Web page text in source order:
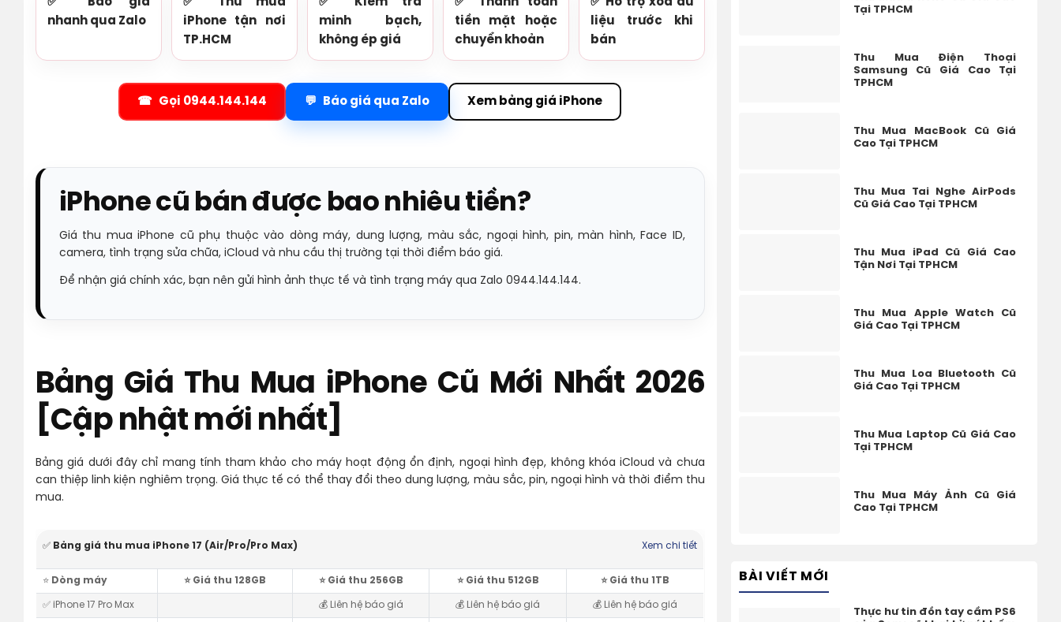
✅ Báo giá
nhanh qua Zalo
✅ Thu mua
iPhone tận nơi
TP.HCM
✅ Kiểm tra
minh bạch,
không ép giá
✅ Thanh toán
tiền mặt hoặc
chuyển khoản
✅ Hỗ trợ xóa dữ
liệu trước khi
bán
Gọi 0944.144.144 Báo giá qua Zalo Xem bảng giá iPhone
iPhone cũ bán được bao nhiêu tiền?
Giá thu mua iPhone cũ phụ thuộc vào dòng máy, dung lượng, màu sắc, ngoại hình, pin, màn hình, Face ID,
camera, tình trạng sửa chữa, iCloud và nhu cầu thị trường tại thời điểm báo giá.
Để nhận giá chính xác, bạn nên gửi hình ảnh thực tế và tình trạng máy qua Zalo 0944.144.144.
Bảng Giá Thu Mua iPhone Cũ Mới Nhất 2026
[Cập nhật mới nhất]
Bảng giá dưới đây chỉ mang tính tham khảo cho máy hoạt động ổn định, ngoại hình đẹp, không khóa iCloud và chưa
can thiệp linh kiện nghiêm trọng. Giá thực tế có thể thay đổi theo dung lượng, màu sắc, pin, ngoại hình và thời điểm thu
mua.
✅ Bảng giá thu mua iPhone 17 (Air/Pro/Pro Max) Xem chi tiết
⭐️ Dòng máy ⭐️ Giá thu 128GB ⭐️ Giá thu 256GB ⭐️ Giá thu 512GB ⭐️ Giá thu 1TB
✅ iPhone 17 Pro Max 💰 Liên hệ báo giá 💰 Liên hệ báo giá 💰 Liên hệ báo giá
Tại TPHCM
Thu Mua Điện Thoại
Samsung Cũ Giá Cao Tại
TPHCM
Thu Mua MacBook Cũ Giá
Cao Tại TPHCM
Thu Mua Tai Nghe AirPods
Cũ Giá Cao Tại TPHCM
Thu Mua iPad Cũ Giá Cao
Tận Nơi Tại TPHCM
Thu Mua Apple Watch Cũ
Giá Cao Tại TPHCM
Thu Mua Loa Bluetooth Cũ
Giá Cao Tại TPHCM
Thu Mua Laptop Cũ Giá Cao
Tại TPHCM
Thu Mua Máy Ảnh Cũ Giá
Cao Tại TPHCM
BÀI VIẾT MỚI
Thực hư tin đồn tay cầm PS6